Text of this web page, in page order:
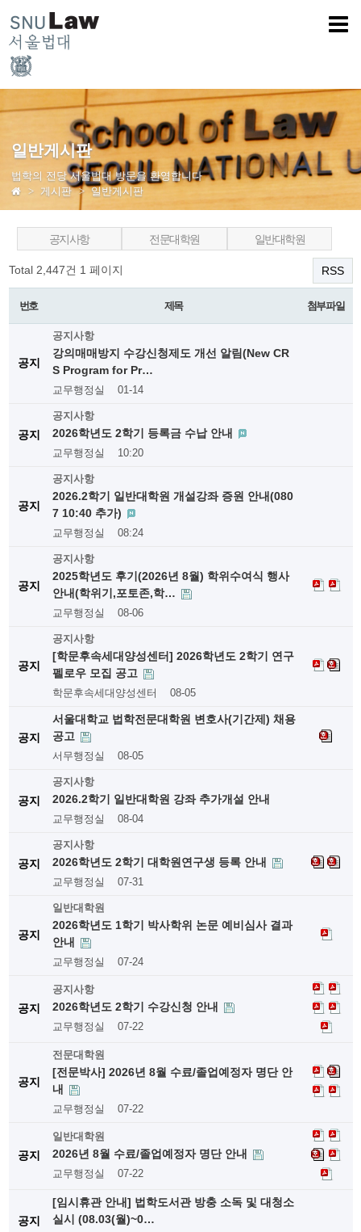
일반게시판
법학의 전당 서울법대 방문을 환영합니다
게시판
일반게시판
공지사항 전문대학원 일반대학원
Total 2,447건 1 페이지 RSS
번호 제목 첨부파일
공지
공지사항
강의매매방지 수강신청제도 개선 알림(New CR
S Program for Pr…
교무행정실 01-14
공지
공지사항
2026학년도 2학기 등록금 수납 안내
교무행정실 10:20
공지
공지사항
2026.2학기 일반대학원 개설강좌 증원 안내(080
7 10:40 추가)
교무행정실 08:24
공지
공지사항
2025학년도 후기(2026년 8월) 학위수여식 행사
안내(학위기,포토존,학…
교무행정실 08-06
공지
공지사항
[학문후속세대양성센터] 2026학년도 2학기 연구
펠로우 모집 공고
학문후속세대양성센터 08-05
공지
서울대학교 법학전문대학원 변호사(기간제) 채용
공고
서무행정실 08-05
공지
공지사항
2026.2학기 일반대학원 강좌 추가개설 안내
교무행정실 08-04
공지
공지사항
2026학년도 2학기 대학원연구생 등록 안내
교무행정실 07-31
공지
일반대학원
2026학년도 1학기 박사학위 논문 예비심사 결과
안내
교무행정실 07-24
공지
공지사항
2026학년도 2학기 수강신청 안내
교무행정실 07-22
공지
전문대학원
[전문박사] 2026년 8월 수료/졸업예정자 명단 안
내
교무행정실 07-22
공지
일반대학원
2026년 8월 수료/졸업예정자 명단 안내
교무행정실 07-22
공지
[임시휴관 안내] 법학도서관 방충 소독 및 대청소
실시 (08.03(월)~0…